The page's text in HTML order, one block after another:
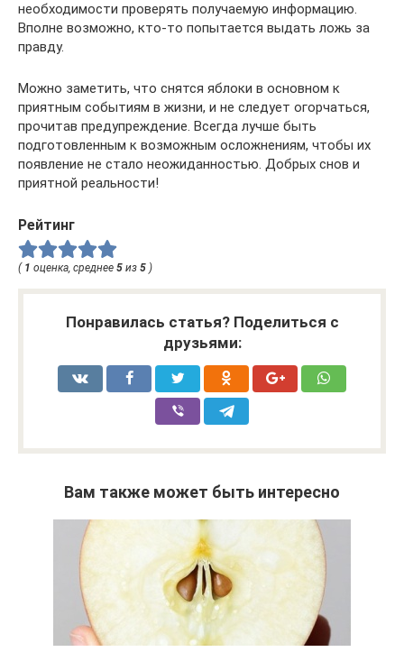
необходимости проверять получаемую информацию.
Вполне возможно, кто-то попытается выдать ложь за
правду.
Можно заметить, что снятся яблоки в основном к
приятным событиям в жизни, и не следует огорчаться,
прочитав предупреждение. Всегда лучше быть
подготовленным к возможным осложнениям, чтобы их
появление не стало неожиданностью. Добрых снов и
приятной реальности!
Рейтинг
( 1 оценка, среднее 5 из 5 )
Понравилась статья? Поделиться с
друзьями:
Вам также может быть интересно